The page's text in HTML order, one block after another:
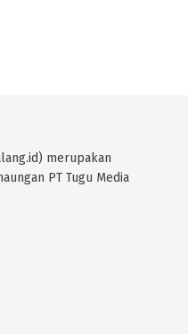
merupakan
PT Tugu Media